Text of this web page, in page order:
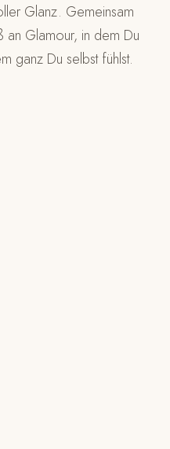
Glanz. Gemeinsam
an Glamour, in dem Du
ganz Du selbst fühlst.